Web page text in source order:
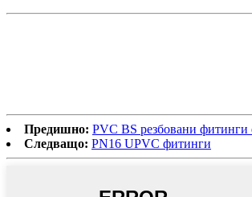
Предишно: PVC BS резбовани фитинги
Следващо: PN16 UPVC фитинги